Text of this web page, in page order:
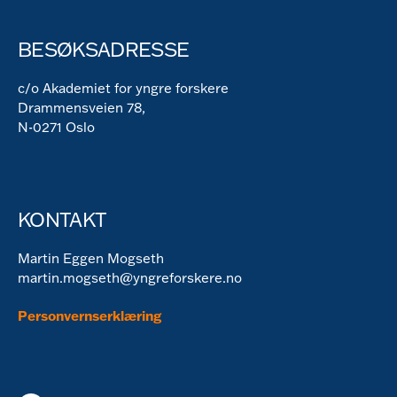
BESØKSADRESSE
c/o Akademiet for yngre forskere
Drammensveien 78,
N-0271 Oslo
KONTAKT
Martin Eggen Mogseth
martin.mogseth@yngreforskere.no
Personvernserklæring